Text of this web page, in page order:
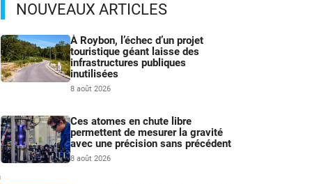
NOUVEAUX ARTICLES
À Roybon, l’échec d’un projet
touristique géant laisse des
infrastructures publiques
inutilisées
8 août 2026
Ces atomes en chute libre
permettent de mesurer la gravité
avec une précision sans précédent
8 août 2026